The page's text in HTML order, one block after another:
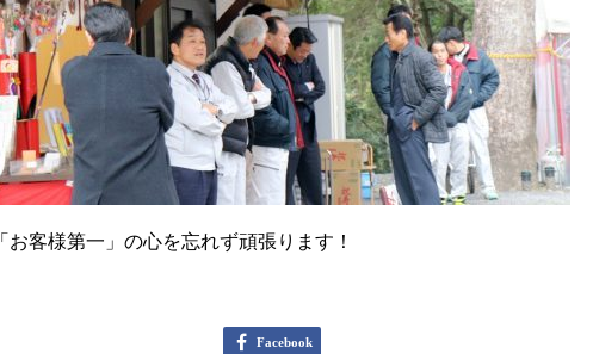
お客様第一」の心を忘れず頑張ります！
Facebook